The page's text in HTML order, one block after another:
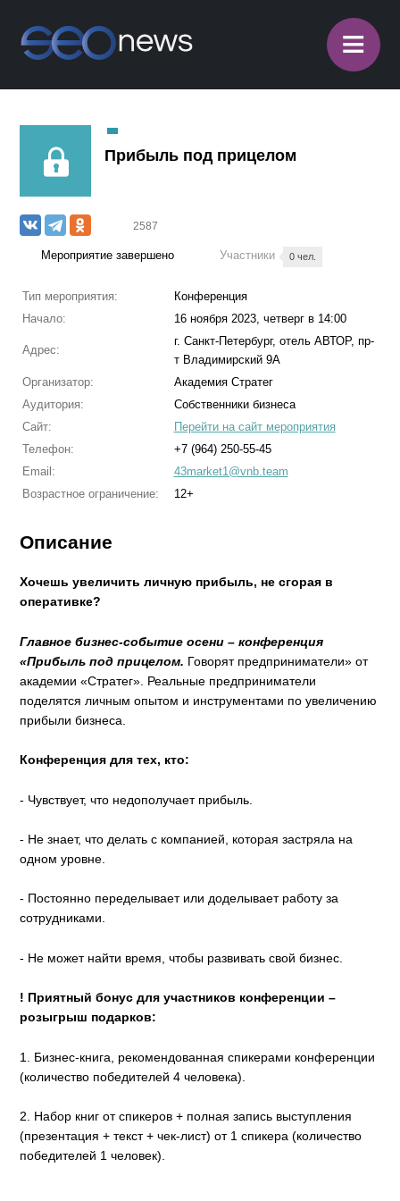
≡
Прибыль под прицелом
2587
Мероприятие завершено Участники 0 чел.
Тип мероприятия:
Конференция
Начало:
16 ноября 2023, четверг в 14:00
Адрес:
г. Санкт-Петербург, отель АВТОР, пр-
т Владимирский 9А
Организатор:
Академия Стратег
Аудитория:
Собственники бизнеса
Сайт:
Перейти на сайт мероприятия
Телефон:
+7 (964) 250-55-45
Email:
43market1@vnb.team
Возрастное ограничение:
12+
Описание
Хочешь увеличить личную прибыль, не сгорая в
оперативке?
Главное бизнес-событие осени – конференция
«Прибыль под прицелом. Говорят предприниматели» от
академии «Стратег». Реальные предприниматели
поделятся личным опытом и инструментами по увеличению
прибыли бизнеса.
Конференция для тех, кто:
- Чувствует, что недополучает прибыль.
- Не знает, что делать с компанией, которая застряла на
одном уровне.
- Постоянно переделывает или доделывает работу за
сотрудниками.
- Не может найти время, чтобы развивать свой бизнес.
! Приятный бонус для участников конференции –
розыгрыш подарков:
1. Бизнес-книга, рекомендованная спикерами конференции
(количество победителей 4 человека).
2. Набор книг от спикеров + полная запись выступления
(презентация + текст + чек-лист) от 1 спикера (количество
победителей 1 человек).